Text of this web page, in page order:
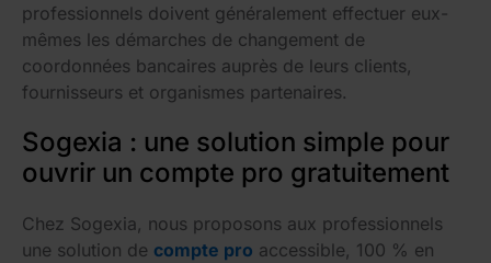
professionnels doivent généralement effectuer eux-
mêmes les démarches de changement de
coordonnées bancaires auprès de leurs clients,
fournisseurs et organismes partenaires.
Sogexia : une solution simple pour
ouvrir un compte pro gratuitement
Chez Sogexia, nous proposons aux professionnels
une solution de compte pro accessible, 100 % en